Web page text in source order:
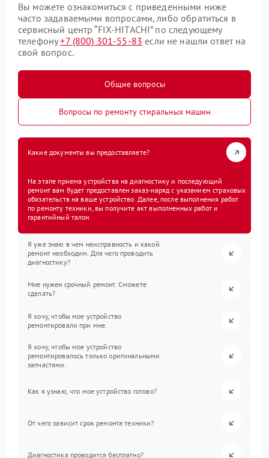
Вы можете ознакомиться с приведенными ниже
часто задаваемыми вопросами, либо обратиться в
сервисный центр “FIX-HITACHI” по следующему
телефону+7 (800) 301-55-83 если не нашли ответ на
свой вопрос.
Общие вопросы
Вопросы по ремонту стиральных машин
Какие документы вы предоставляете?
На этапе приема устройства на диагностику и последующий
ремонт вам будет предоставлен заказ-наряд с указанием страховых
обязательств на ваше устройство. Далее, после выполнения работ
по ремонту техники, вы получите акт выполненных работ и
гарантийный талон.
Я уже знаю в чем неисправность и какой
ремонт необходим. Для чего проводить
диагностику?
Мне нужен срочный ремонт. Сможете
сделать?
Я хочу, чтобы мое устройство
ремонтировали при мне.
Я хочу, чтобы мое устройство
ремонтировалось только оригинальными
запчастями.
Как я узнаю, что мое устройство готово?
От чего зависит срок ремонта техники?
Диагностика проводится бесплатно?